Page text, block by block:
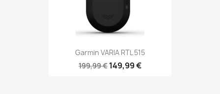
Garmin VARIA RTL 515
199,99 € 149,99 €